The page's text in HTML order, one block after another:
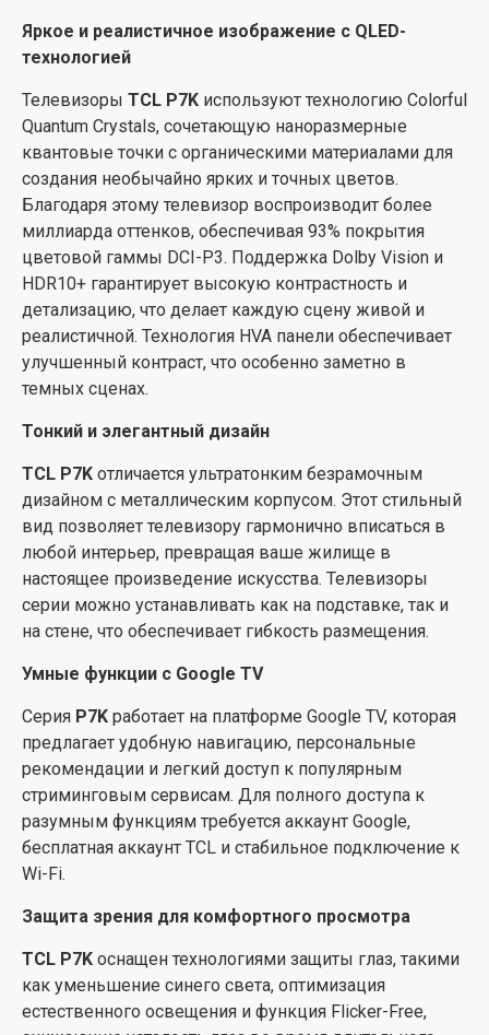
просмотра.
Аудиосистема телевизоров P7K поддерживает
технологию Dolby Atmos, создающую объемный
звук, погружающий вас в события на экране. Хотя
серия имеет несколько упрощенные
аудиовозможности по сравнению с высшими
моделями, например P8K, она все еще обеспечивает
четкое и насыщенное звучание, идеальное для
фильмов, игр и музыки. Это делает TCL P7K
отличным выбором для домашнего кинотеатра.
Оптимизация изображения с помощью AiPQ
Processor
Серия оснащена процессором AiPQ, который в
реальном времени анализирует и оптимизирует
изображение, адаптируя его к каждой сцене. Эта
технология обеспечивает точное цветопередачу,
четкость и контрастность, делая каждый кадр более
реалистичным. Хотя P7K использует базовую версию
процессора по сравнению с P8K, она все еще
предлагает поразительное качество изображения для
TCL P7Kпредлагает широкий выбор портов для
подключения, включая три порта HDMI, два USB-
порта, LAN, оптический аудиовыход, слот CI+, а также
входы для спутникового и антенного сигнала.
Поддержка Wi-Fi 5 и Bluetooth обеспечивает удобное
беспроводное подключение. Это позволяет легко
устройства, что делает телевизор универсальным
Яркое и реалистичное изображение с QLED-
технологией
Телевизоры TCL P7K используют технологию Colorful
Quantum Crystals, сочетающую наноразмерные
квантовые точки с органическими материалами для
создания необычайно ярких и точных цветов.
Благодаря этому телевизор воспроизводит более
миллиарда оттенков, обеспечивая 93% покрытия
цветовой гаммы DCI-P3. Поддержка Dolby Vision и
HDR10+ гарантирует высокую контрастность и
детализацию, что делает каждую сцену живой и
реалистичной. Технология HVA панели обеспечивает
улучшенный контраст, что особенно заметно в
темных сценах.
Тонкий и элегантный дизайн
TCL P7K отличается ультратонким безрамочным
дизайном с металлическим корпусом. Этот стильный
вид позволяет телевизору гармонично вписаться в
любой интерьер, превращая ваше жилище в
настоящее произведение искусства. Телевизоры
серии можно устанавливать как на подставке, так и
на стене, что обеспечивает гибкость размещения.
Умные функции с Google TV
Серия P7K работает на платформе Google TV, которая
предлагает удобную навигацию, персональные
рекомендации и легкий доступ к популярным
стриминговым сервисам. Для полного доступа к
разумным функциям требуется аккаунт Google,
бесплатная аккаунт TCL и стабильное подключение к
Wi-Fi.
Защита зрения для комфортного просмотра
TCL P7K оснащен технологиями защиты глаз, такими
как уменьшение синего света, оптимизация
естественного освещения и функция Flicker-Free,